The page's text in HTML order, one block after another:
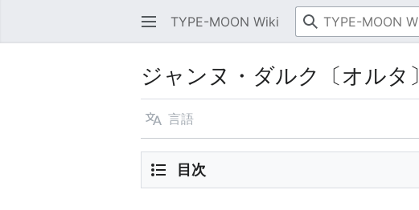
TYPE-MOON Wiki
ジャンヌ・ダルク〔オルタ〕
言語
目次